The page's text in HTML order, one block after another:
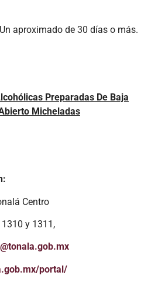
aproximado de 30 días o más.
Preparadas De Baja
Micheladas
Centro
y 1311,
portal/